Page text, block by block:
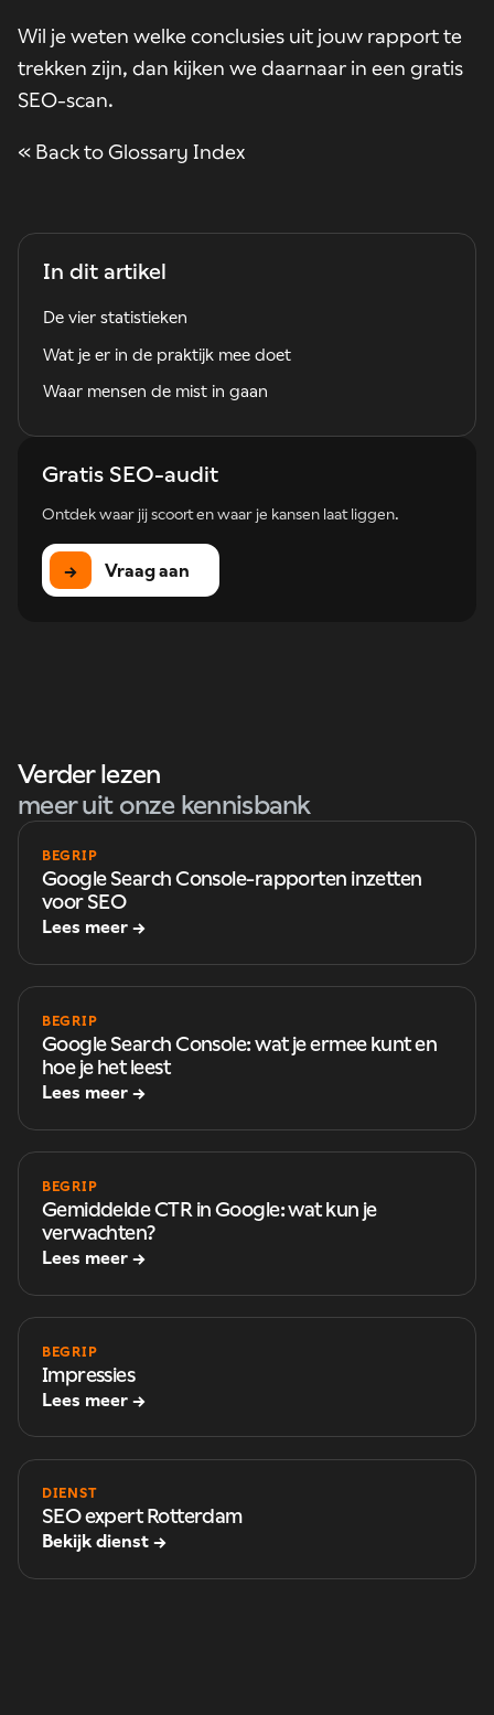
Wil je weten welke conclusies uit jouw rapport te
trekken zijn, dan kijken we daarnaar in een gratis
SEO-scan.
« Back to Glossary Index
In dit artikel
De vier statistieken
Wat je er in de praktijk mee doet
Waar mensen de mist in gaan
Gratis SEO-audit
Ontdek waar jij scoort en waar je kansen laat liggen.
→ Vraag aan
Verder lezen
meer uit onze kennisbank
BEGRIP
Google Search Console-rapporten inzetten
voor SEO
Lees meer →
BEGRIP
Google Search Console: wat je ermee kunt en
hoe je het leest
Lees meer →
BEGRIP
Gemiddelde CTR in Google: wat kun je
verwachten?
Lees meer →
BEGRIP
Impressies
Lees meer →
DIENST
SEO expert Rotterdam
Bekijk dienst →